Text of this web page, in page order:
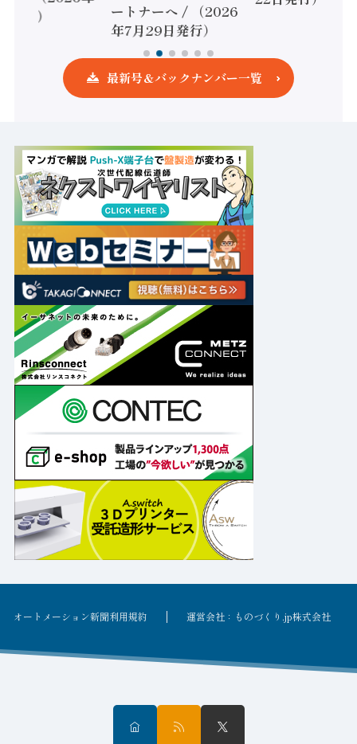
発行）
ートナーへ / （2026
年7月29日発行）
最新号＆バックナンバー一覧
オートメーション新聞利用規約 運営会社：ものづくり.jp株式会社